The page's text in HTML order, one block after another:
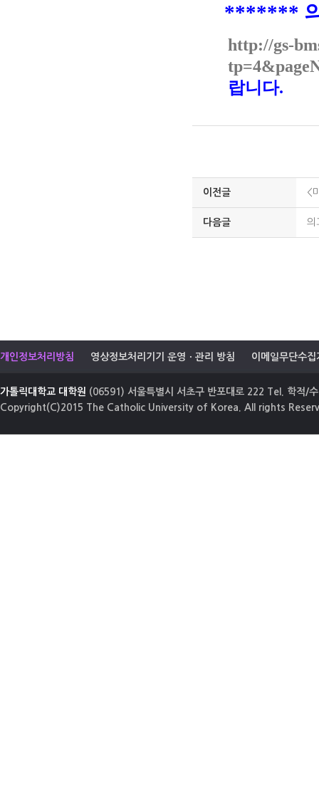
*******
http://gs-
랍니다.
이전글 <
다음글 의
개인정보처리방침 영상정보처리기기 운영ㆍ관리 방침 이메일무단수집
가톨릭대학교 대학원 (06591) 서울특별시 서초구 반포대로 222 Tel. 학적/
Copyright(C)2015 The Catholic University of Korea. All rights